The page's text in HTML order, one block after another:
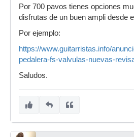
Por 700 pavos tienes opciones
disfrutas de un buen ampli desde
Por ejemplo:
https://www.guitarristas.info/
pedalera-fs-valvulas-nuevas-
Saludos.